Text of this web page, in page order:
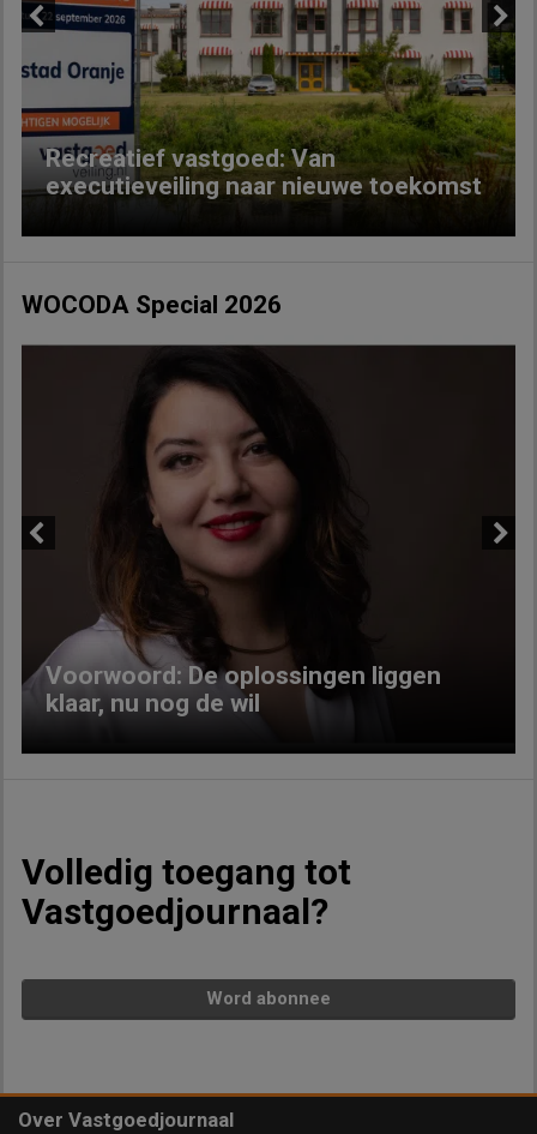
Recreatief vastgoed: Van
executieveiling naar nieuwe toekomst
Next
WOCODA Special 2026
Voorwoord: De oplossingen liggen
klaar, nu nog de wil
Volledig toegang tot
Vastgoedjournaal?
Word abonnee
Over Vastgoedjournaal